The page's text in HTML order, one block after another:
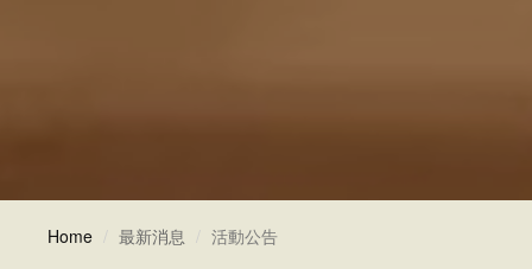
Home 最新消息 活動公告